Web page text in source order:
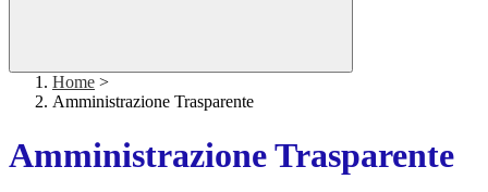
Home >
Amministrazione Trasparente
Amministrazione Trasparente